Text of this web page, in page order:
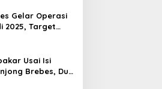
Gelar Operasi
2025, Target
dan
Usai Isi
Brebes, Dua
Bakar